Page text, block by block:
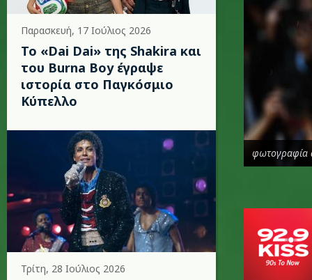
Παρασκευή, 17 Ιούλιος 2026
To «Dai Dai» της Shakira και
του Burna Boy έγραψε
ιστορία στο Παγκόσμιο
Κύπελλο
Τρίτη, 28 Ιούλιος 2026
φωτογραφία